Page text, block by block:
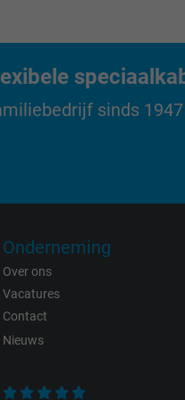
sinds 1947
Onderneming
Over ons
Vacatures
Contact
Nieuws